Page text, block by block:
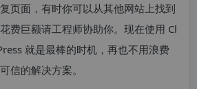
页面，有时你可以从其他网站上找到
费巨额请工程师协助你。现在使用 Cl
就是最棒的时机，再也不用浪费
信的解决方案。